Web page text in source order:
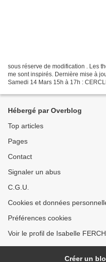
sous réserve de modification . Les
me sont inspirés. Dernière mise à
Samedi 14 Mars 15h à 17h :
Hébergé par Overblog
Top articles
Pages
Contact
Signaler un abus
C.G.U.
Cookies et données
Préférences cookies
Voir le profil de Isabelle
Créer un